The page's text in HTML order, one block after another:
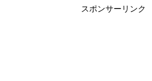
スポンサーリンク